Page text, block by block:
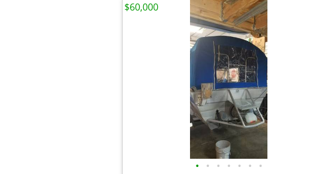
• • • • • • •
$60,000